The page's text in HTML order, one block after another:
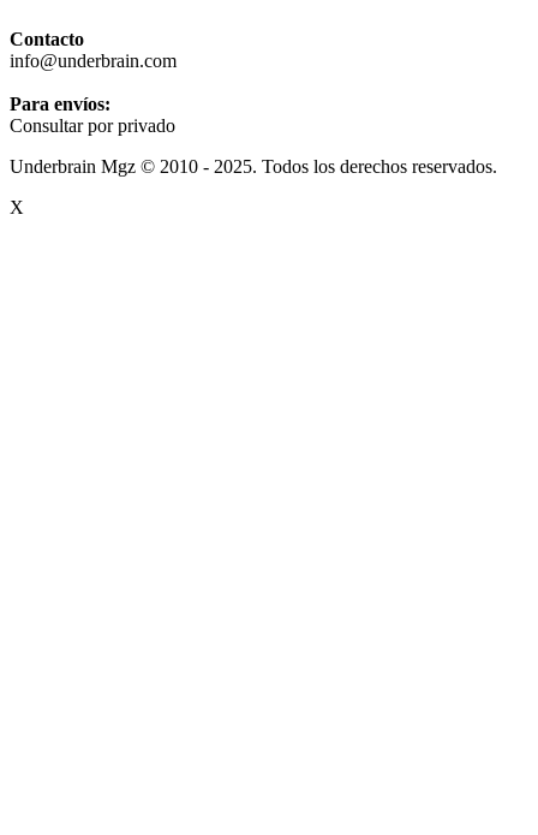
Contacto
info@underbrain.com
Para envíos:
Consultar por privado
Underbrain Mgz © 2010 - 2025. Todos los derechos reservados.
X